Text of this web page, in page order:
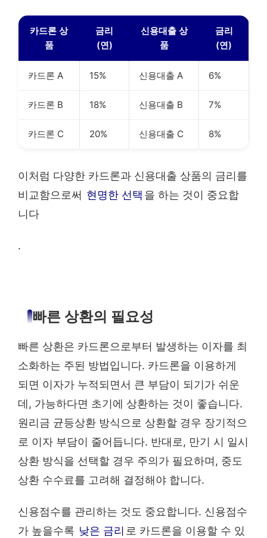
카드론 상
품
금리
(연)
신용대출 상
품
금리
(연)
카드론 A 15% 신용대출 A 6%
카드론 B 18% 신용대출 B 7%
카드론 C 20% 신용대출 C 8%
이처럼 다양한 카드론과 신용대출 상품의 금리를
비교함으로써 현명한 선택 을 하는 것이 중요합
니다
.
빠른 상환의 필요성
빠른 상환은 카드론으로부터 발생하는 이자를 최
소화하는 주된 방법입니다. 카드론을 이용하게
되면 이자가 누적되면서 큰 부담이 되기가 쉬운
데, 가능하다면 초기에 상환하는 것이 좋습니다.
원리금 균등상환 방식으로 상환할 경우 장기적으
로 이자 부담이 줄어듭니다. 반대로, 만기 시 일시
상환 방식을 선택할 경우 주의가 필요하며, 중도
상환 수수료를 고려해 결정해야 합니다.
신용점수를 관리하는 것도 중요합니다. 신용점수
가 높을수록 낮은 금리 로 카드론을 이용할 수 있